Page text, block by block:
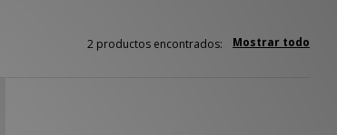
Mostrar todo
2 productos encontrados: